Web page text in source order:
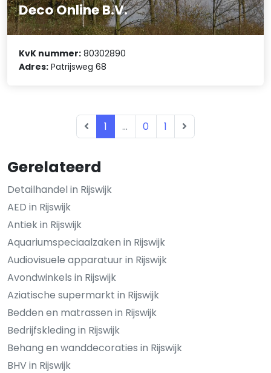
Gerelateerd
Detailhandel in Rijswijk
AED in Rijswijk
Antiek in Rijswijk
Aquariumspeciaalzaken in Rijswijk
Audiovisuele apparatuur in Rijswijk
Avondwinkels in Rijswijk
Aziatische supermarkt in Rijswijk
Bedden en matrassen in Rijswijk
Bedrijfskleding in Rijswijk
Behang en wanddecoraties in Rijswijk
BHV in Rijswijk
Deco Online B.V.
KvK nummer: 80302890
Adres: Patrijsweg 68
1 ... 0 1